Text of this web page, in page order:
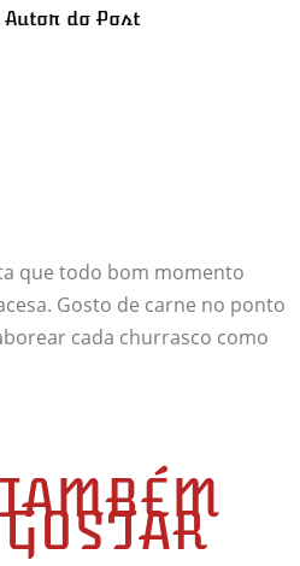
do Post
que todo bom momento
Gosto de carne no ponto
cada churrasco como